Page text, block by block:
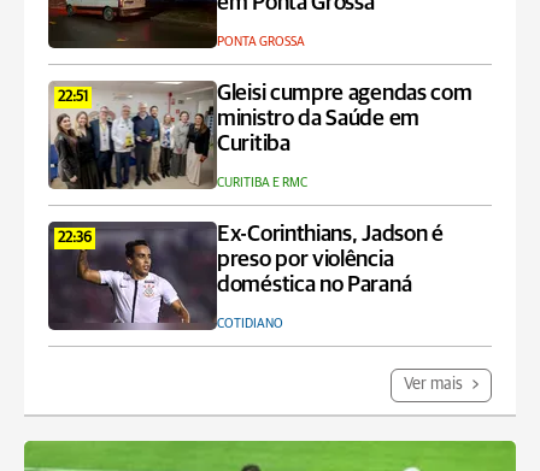
PONTA GROSSA
22:51
Gleisi cumpre agendas com
ministro da Saúde em
Curitiba
CURITIBA E RMC
22:36
Ex-Corinthians, Jadson é
preso por violência
doméstica no Paraná
COTIDIANO
Ver mais